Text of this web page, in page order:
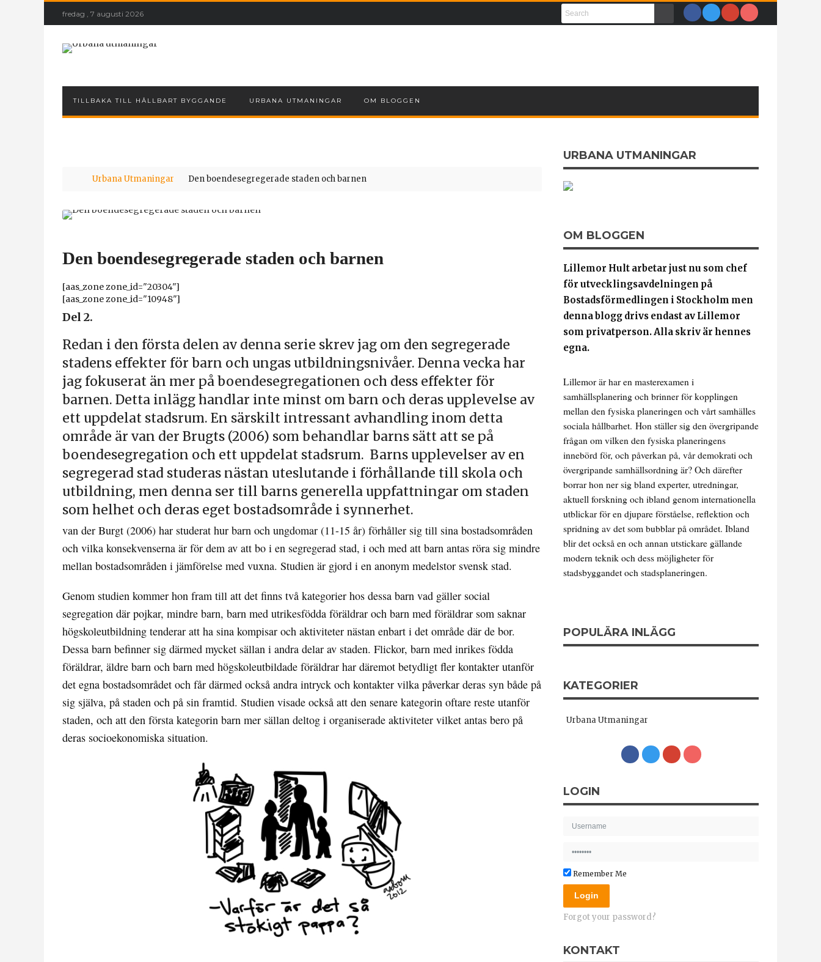
fredag , 7 augusti 2026
TILLBAKA TILL HÅLLBART BYGGANDE URBANA UTMANINGAR OM BLOGGEN
Urbana Utmaningar Den boendesegregerade staden och barnen
Den boendesegregerade staden och barnen
[aas_zone zone_id="20304"]
[aas_zone zone_id="10948"]
Del 2.
Redan i den första delen av denna serie skrev jag om den segregerade
stadens effekter för barn och ungas utbildningsnivåer. Denna vecka har
jag fokuserat än mer på boendesegregationen och dess effekter för
barnen. Detta inlägg handlar inte minst om barn och deras upplevelse av
ett uppdelat stadsrum. En särskilt intressant avhandling inom detta
område är van der Brugts (2006) som behandlar barns sätt att se på
boendesegregation och ett uppdelat stadsrum. Barns upplevelser av en
segregerad stad studeras nästan uteslutande i förhållande till skola och
utbildning, men denna ser till barns generella uppfattningar om staden
som helhet och deras eget bostadsområde i synnerhet.
van der Burgt (2006) har studerat hur barn och ungdomar (11-15 år) förhåller sig till sina bostadsområden
och vilka konsekvenserna är för dem av att bo i en segregerad stad, i och med att barn antas röra sig mindre
mellan bostadsområden i jämförelse med vuxna. Studien är gjord i en anonym medelstor svensk stad.
Genom studien kommer hon fram till att det finns två kategorier hos dessa barn vad gäller social
segregation där pojkar, mindre barn, barn med utrikesfödda föräldrar och barn med föräldrar som saknar
högskoleutbildning tenderar att ha sina kompisar och aktiviteter nästan enbart i det område där de bor.
Dessa barn befinner sig därmed mycket sällan i andra delar av staden. Flickor, barn med inrikes födda
föräldrar, äldre barn och barn med högskoleutbildade föräldrar har däremot betydligt fler kontakter utanför
det egna bostadsområdet och får därmed också andra intryck och kontakter vilka påverkar deras syn både på
sig själva, på staden och på sin framtid. Studien visade också att den senare kategorin oftare reste utanför
staden, och att den första kategorin barn mer sällan deltog i organiserade aktiviteter vilket antas bero på
deras socioekonomiska situation.
URBANA UTMANINGAR
OM BLOGGEN
Lillemor Hult arbetar just nu som chef
för utvecklingsavdelningen på
Bostadsförmedlingen i Stockholm men
denna blogg drivs endast av Lillemor
som privatperson. Alla skriv är hennes
egna.
Lillemor är har en masterexamen i
samhällsplanering och brinner för kopplingen
mellan den fysiska planeringen och vårt samhälles
sociala hållbarhet. Hon ställer sig den övergripande
frågan om vilken den fysiska planeringens
innebörd för, och påverkan på, vår demokrati och
övergripande samhällsordning är? Och därefter
borrar hon ner sig bland experter, utredningar,
aktuell forskning och ibland genom internationella
utblickar för en djupare förståelse, reflektion och
spridning av det som bubblar på området. Ibland
blir det också en och annan utstickare gällande
modern teknik och dess möjligheter för
stadsbyggandet och stadsplaneringen.
POPULÄRA INLÄGG
KATEGORIER
Urbana Utmaningar
LOGIN
Remember Me
Login
Forgot your password?
KONTAKT